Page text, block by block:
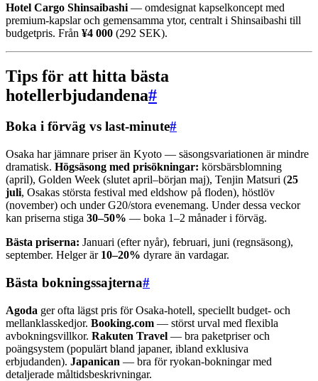
Hotel Cargo Shinsaibashi — omdesignat kapselkoncept med
premium-kapslar och gemensamma ytor, centralt i Shinsaibashi till
budgetpris. Från ¥4 000 (292 SEK).
Tips för att hitta bästa
hotellerbjudandena#
Boka i förväg vs last-minute#
Osaka har jämnare priser än Kyoto — säsongsvariationen är mindre
dramatisk. Högsäsong med prisökningar: körsbärsblomning
(april), Golden Week (slutet april–början maj), Tenjin Matsuri (25
juli, Osakas största festival med eldshow på floden), höstlöv
(november) och under G20/stora evenemang. Under dessa veckor
kan priserna stiga 30–50% — boka 1–2 månader i förväg.
Bästa priserna: Januari (efter nyår), februari, juni (regnsäsong),
september. Helger är 10–20% dyrare än vardagar.
Bästa bokningssajterna#
Agoda ger ofta lägst pris för Osaka-hotell, speciellt budget- och
mellanklasskedjor. Booking.com — störst urval med flexibla
avbokningsvillkor. Rakuten Travel — bra paketpriser och
poängsystem (populärt bland japaner, ibland exklusiva
erbjudanden). Japanican — bra för ryokan-bokningar med
detaljerade måltidsbeskrivningar.